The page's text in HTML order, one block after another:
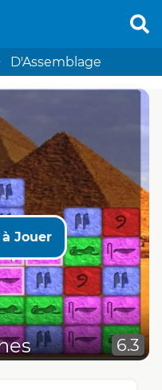
D'Assemblage
Jouer
6.3